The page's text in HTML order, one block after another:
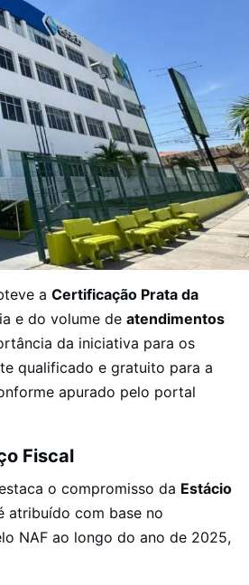
a Certificação Prata da
e do volume de atendimentos
da iniciativa para os
qualificado e gratuito para a
apurado pelo portal
Fiscal
o compromisso da Estácio
atribuído com base no
NAF ao longo do ano de 2025,